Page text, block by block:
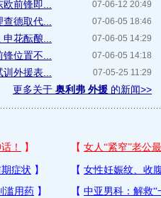
07-06-12 20:49
前锋即...
07-06-05 18:46
德取代...
07-06-05 14:29
花酝酿...
07-06-05 14:18
位置不...
07-05-25 11:29
外援表...
更多关于 奥利弗 外援 的新闻>>